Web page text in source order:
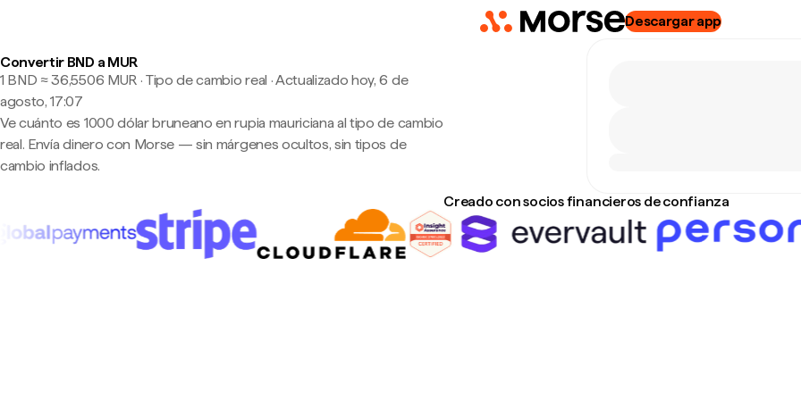
Descargar app
Convertir BND a MUR
1 BND ≈ 36,5506 MUR · Tipo de cambio real ·Actualizado hoy, 6 de
agosto, 17:07
Ve cuánto es 1000 dólar bruneano en rupia mauriciana al tipo de cambio
real. Envía dinero con Morse — sin márgenes ocultos, sin tipos de
cambio inflados.
Creado con socios financieros de confianza